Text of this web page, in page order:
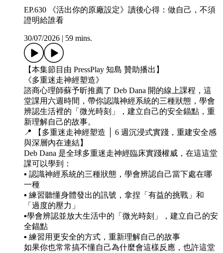
EP.630 《活出你的原廠設定》讀後心得：做自己，不須
證明給誰看
30/07/2026 59 mins.
【本集節目由 PressPlay 知島 贊助播出】
《多重迷走神經塑造》
諮商心理師蘇予昕推薦了 Deb Dana 開的線上課程，這
堂課用六週時間，帶你認識神經系統的三種狀態，學會
辨認生活裡的「微光時刻」，建立自己的安全錨點，重
新理解自己的故事。
📍 【多重迷走神經塑造 │ 6 週沉浸式實踐，重建安全感
與深層內在連結】
Deb Dana 是全球多重迷走神經臨床實踐權威，在這這堂
課可以學到：
▪️ 認識神經系統的三種狀態，學會辨認自己當下處在哪
一種
▪️ 練習聽懂身體發出的訊號，拿捏「有益的挑戰」和
「過度的壓力」
▪️學會辨認並放大生活中的「微光時刻」，建立自己的安
全錨點
▪️ 練習用更安全的方式，重新理解自己的故事
如果你也常常搞不懂自己為什麼會這樣反應，也許這堂